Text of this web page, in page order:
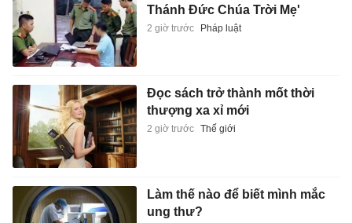
Thánh Đức Chúa Trời Mẹ'
2 giờ trước Pháp luật
Đọc sách trở thành mốt thời
thượng xa xỉ mới
2 giờ trước Thế giới
Làm thế nào để biết mình mắc
ung thư?